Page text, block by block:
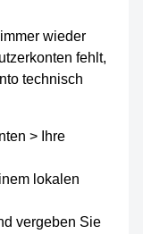
wieder
fehlt,
technisch
> Ihre
lokalen
vergeben Sie